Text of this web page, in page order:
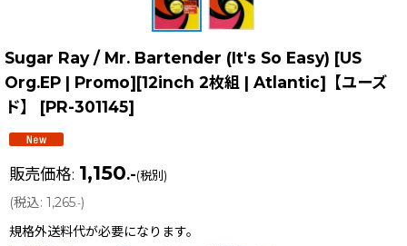
Sugar Ray / Mr. Bartender (It's So Easy) [US
Org.EP | Promo][12inch 2枚組 | Atlantic]【ユーズ
ド】
[PR-301145]
販売価格: 1,150.-(税別)
(税込: 1,265.-)
規格外送料代が必要になります。